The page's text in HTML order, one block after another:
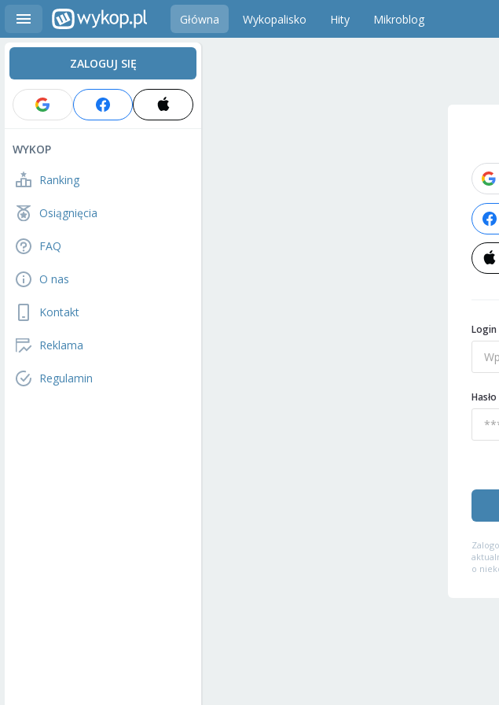
Główna Wykopalisko Hity Mikroblog
ZALOGUJ SIĘ
WYKOP
Ranking
Osiągnięcia
FAQ
O nas
Kontakt
Reklama
Regulamin
Login
Hasło
o